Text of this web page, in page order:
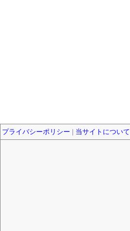
プライバシーポリシー 当サイトについて